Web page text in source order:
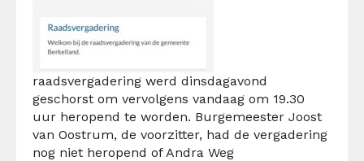
raadsvergadering werd dinsdagavond
geschorst om vervolgens vandaag om 19.30
uur heropend te worden. Burgemeester Joost
van Oostrum, de voorzitter, had de vergadering
nog niet heropend of Andra Weg